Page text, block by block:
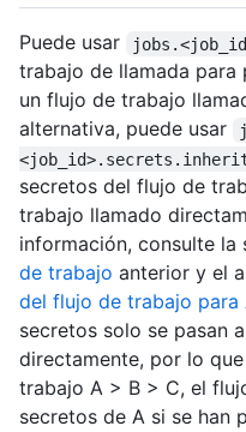
Puede usar
trabajo de llamada para
un flujo de trabajo
alternativa, puede usar
secretos del flujo de
trabajo llamado
información, consulte la
de trabajo anterior y el
del flujo de trabajo para
secretos solo se pasan
directamente, por lo
trabajo A > B > C, el
secretos de A si se han